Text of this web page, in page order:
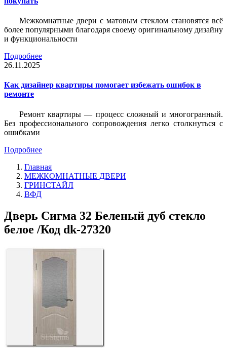
Межкомнатные двери с матовым стеклом становятся всё
более популярными благодаря своему оригинальному дизайну
и функциональности
Подробнее
26.11.2025
Как дизайнер квартиры помогает избежать ошибок в
ремонте
Ремонт квартиры — процесс сложный и многогранный.
Без профессионального сопровождения легко столкнуться с
ошибками
Подробнее
Главная
МЕЖКОМНАТНЫЕ ДВЕРИ
ГРИНСТАЙЛ
ВФД
Дверь Сигма 32 Беленый дуб стекло
белое /Код dk-27320